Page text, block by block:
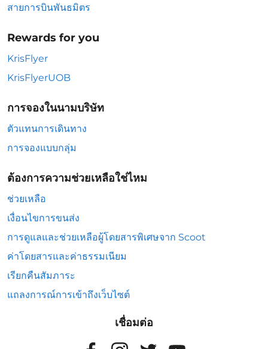
สายการบินพันธมิตร
Rewards for you
KrisFlyer
KrisFlyerUOB
การจองในนามบริษัท
ตัวแทนการเดินทาง
การจองแบบกลุ่ม
ต้องการความช่วยเหลือใช่ไหม
ช่วยเหลือ
เงื่อนไขการขนส่ง
การดูแลและช่วยเหลือผู้โดยสารพิเศษจาก Scoot
ค่าโดยสารและค่าธรรมเนียม
เรียกคืนสัมภาระ
แถลงการณ์การเข้าถึงเว็บไซต์
เชื่อมต่อ